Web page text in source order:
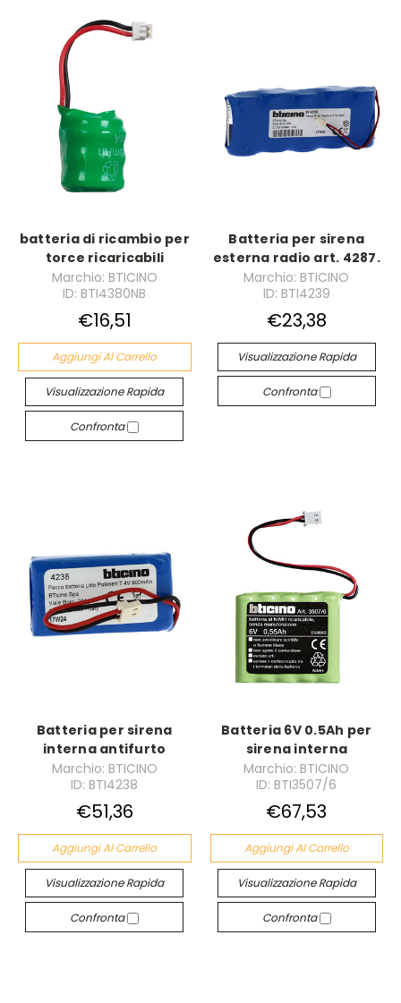
batteria di ricambio per
torce ricaricabili
Marchio: BTICINO
ID: BTI4380NB
€16,51
Aggiungi Al Carrello
Visualizzazione Rapida
Confronta
Batteria per sirena
esterna radio art. 4287.
Marchio: BTICINO
ID: BTI4239
€23,38
Visualizzazione Rapida
Confronta
Batteria per sirena
interna antifurto
Marchio: BTICINO
ID: BTI4238
€51,36
Aggiungi Al Carrello
Visualizzazione Rapida
Confronta
Batteria 6V 0.5Ah per
sirena interna
Marchio: BTICINO
ID: BTI3507/6
€67,53
Aggiungi Al Carrello
Visualizzazione Rapida
Confronta